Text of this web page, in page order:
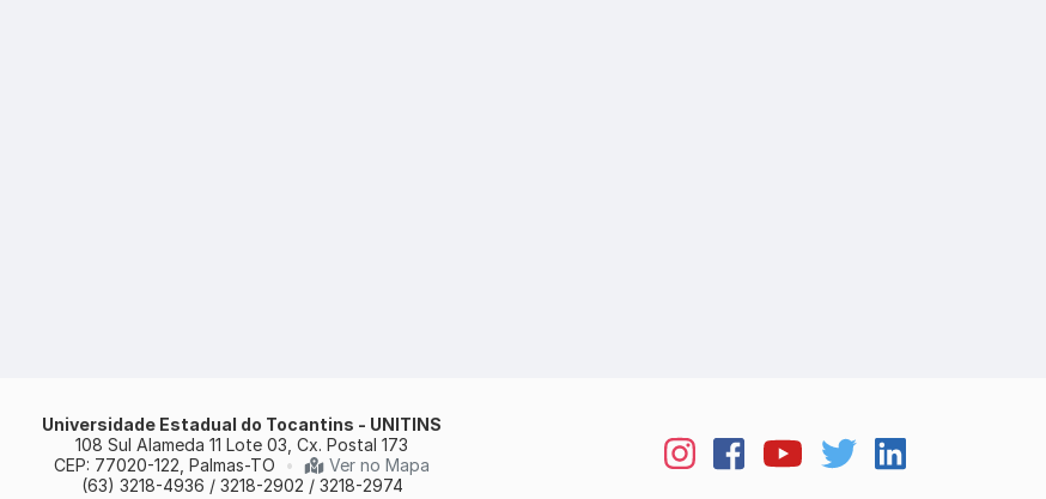
Universidade Estadual do Tocantins - UNITINS
108 Sul Alameda 11 Lote 03, Cx. Postal 173
CEP: 77020-122, Palmas-TO
•
Ver no Mapa
(63) 3218-4936 / 3218-2902 / 3218-2974